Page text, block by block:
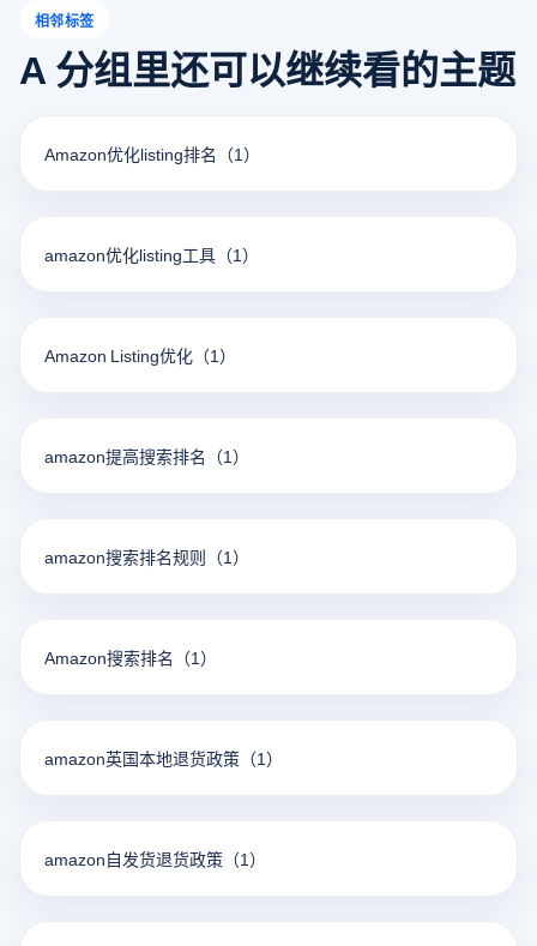
相邻标签
A 分组里还可以继续看的主题
Amazon优化listing排名 （1）
amazon优化listing工具 （1）
Amazon Listing优化 （1）
amazon提高搜索排名 （1）
amazon搜索排名规则 （1）
Amazon搜索排名 （1）
amazon英国本地退货政策 （1）
amazon自发货退货政策 （1）